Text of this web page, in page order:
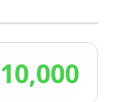
110,000